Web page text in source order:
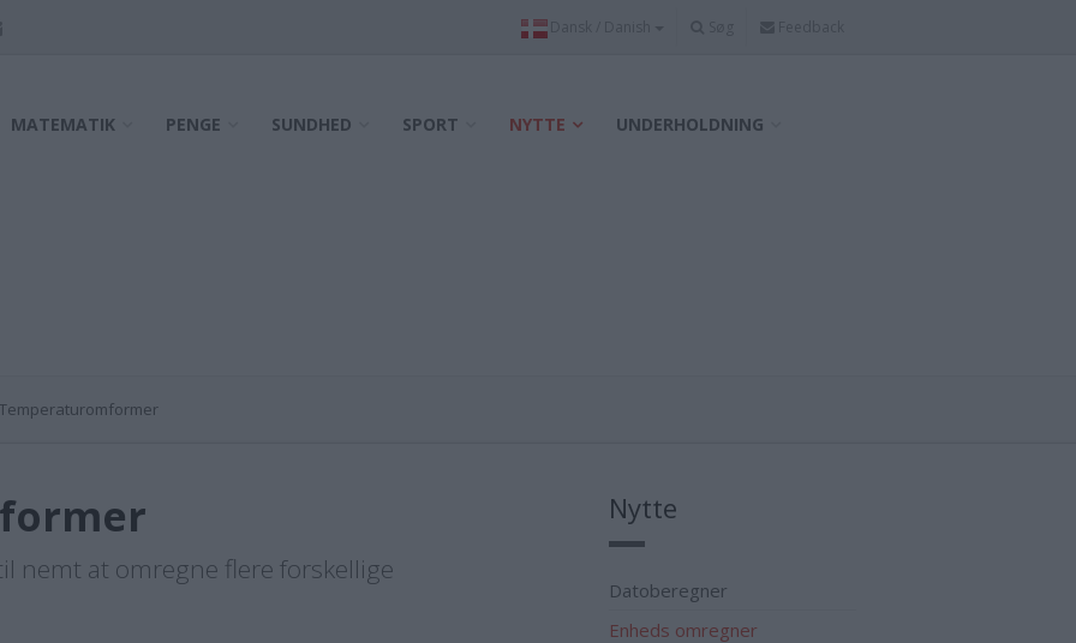
MATEMATIK PENGE SUNDHED SPORT NYTTE UNDERHOLDNING
Temperaturomformer
nemt at omregne flere forskellige
Nytte
Datoberegner
Enheds omregner